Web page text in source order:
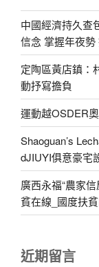
中國經濟持久查
信念 掌握年夜
定陶區黃店鎮：
動抒寫擔負
運動越OSDER
Shaoguan’s
dJIUYI俱意豪宅
廣西永福“農家
貧在線_國度扶
近期留言